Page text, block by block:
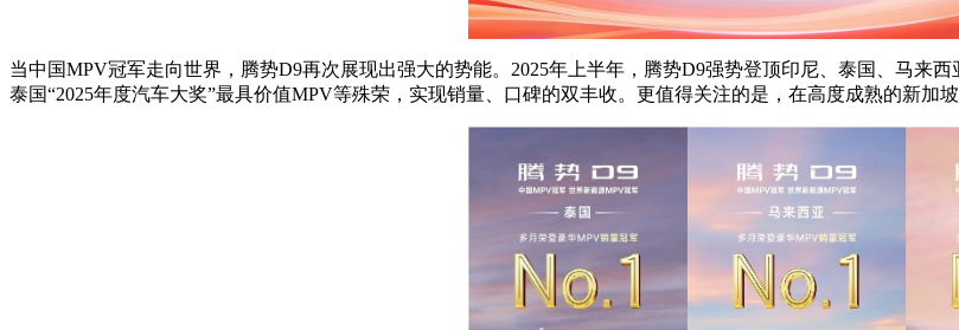
当中国MPV冠军走向世界，腾势D9再次展现出强大的势能。2025年上半年，腾势D9强势登顶印尼、泰国、马来
泰国“2025年度汽车大奖”最具价值MPV等殊荣，实现销量、口碑的双丰收。更值得关注的是，在高度成熟的新加